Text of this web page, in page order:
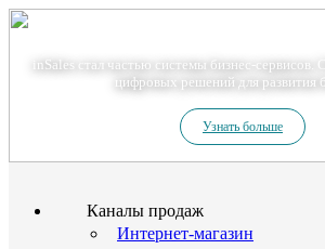
inSales стал частью системы бизнес-сервисов.
цифровых решений для развития
Узнать больше
Каналы продаж
Интернет-магазин